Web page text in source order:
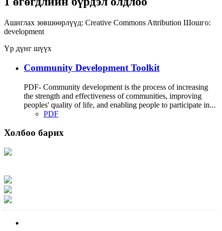
Ашиглах зөвшөөрлүүд: Creative Commons Attribution Шошго:
development
Үр дүнг шүүх
Community Development Toolkit
PDF- Community development is the process of increasing
the strength and effectiveness of communities, improving
peoples' quality of life, and enabling people to participate in...
PDF
Холбоо барих